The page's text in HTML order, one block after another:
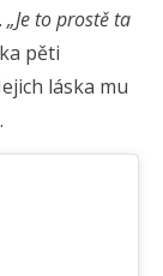
„Je to prostě ta
pěti
láska mu